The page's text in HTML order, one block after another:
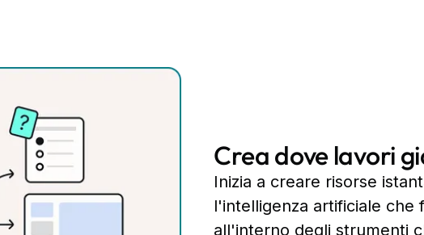
Crea dove lavori
Inizia a creare risorse
l'intelligenza artificiale che
all'interno degli strumenti